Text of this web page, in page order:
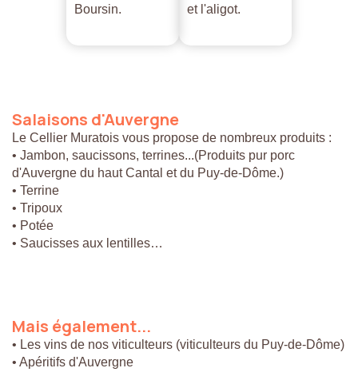
Boursin.
et l'aligot.
Salaisons d'Auvergne
Le Cellier Muratois vous propose de nombreux produits :
• Jambon, saucissons, terrines...(Produits pur porc
d'Auvergne du haut Cantal et du Puy-de-Dôme.)
• Terrine
• Tripoux
• Potée
• Saucisses aux lentilles…
Mais également...
• Les vins de nos viticulteurs (viticulteurs du Puy-de-Dôme)
• Apéritifs d'Auvergne